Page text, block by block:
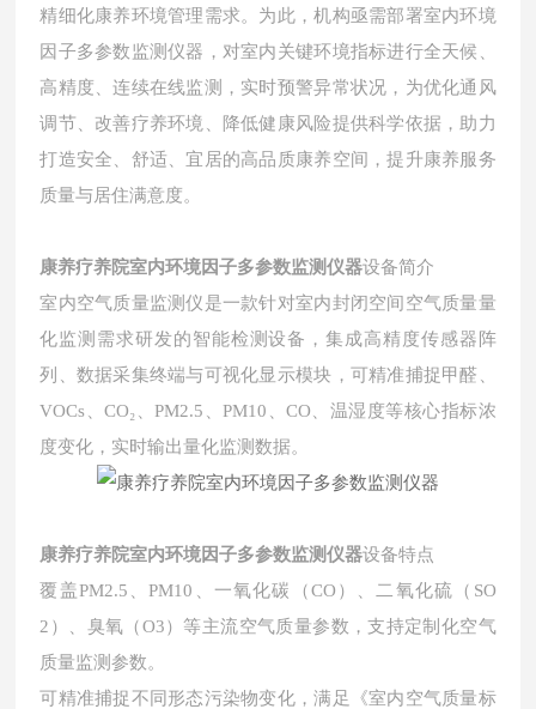
精细化康养环境管理需求。为此，机构亟需部署室内环境
因子多参数监测仪器，对室内关键环境指标进行全天候、
高精度、连续在线监测，实时预警异常状况，为优化通风
调节、改善疗养环境、降低健康风险提供科学依据，助力
打造安全、舒适、宜居的高品质康养空间，提升康养服务
质量与居住满意度。
康养疗养院室内环境因子多参数监测仪器设备简介
室内空气质量监测仪是一款针对室内封闭空间空气质量量
化监测需求研发的智能检测设备，集成高精度传感器阵
列、数据采集终端与可视化显示模块，可精准捕捉甲醛、
VOCs、CO₂、PM2.5、PM10、CO、温湿度等核心指标浓
度变化，实时输出量化监测数据。
康养疗养院室内环境因子多参数监测仪器设备特点
覆盖PM2.5、PM10、一氧化碳（CO）、二氧化硫（SO
2）、臭氧（O3）等主流空气质量参数，支持定制化空气
质量监测参数。
可精准捕捉不同形态污染物变化，满足《室内空气质量标